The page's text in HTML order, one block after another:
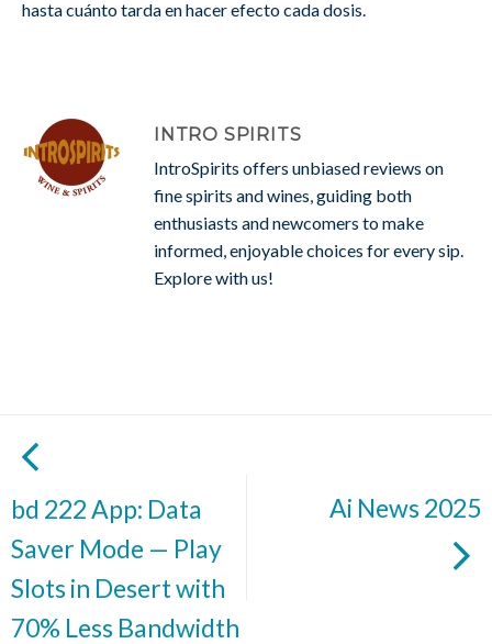
hasta cuánto tarda en hacer efecto cada dosis.
INTRO SPIRITS
IntroSpirits offers unbiased reviews on
fine spirits and wines, guiding both
enthusiasts and newcomers to make
informed, enjoyable choices for every sip.
Explore with us!
bd 222 App: Data
Saver Mode — Play
Slots in Desert with
70% Less Bandwidth
Ai News 2025